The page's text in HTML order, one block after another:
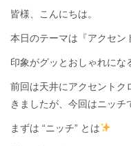
皆様、こんにちは。
本日のテーマは『アクセン
印象がグッとおしゃれにな
前回は天井にアクセントク
きましたが、今回はニッチ
まずは “ニッチ” とは